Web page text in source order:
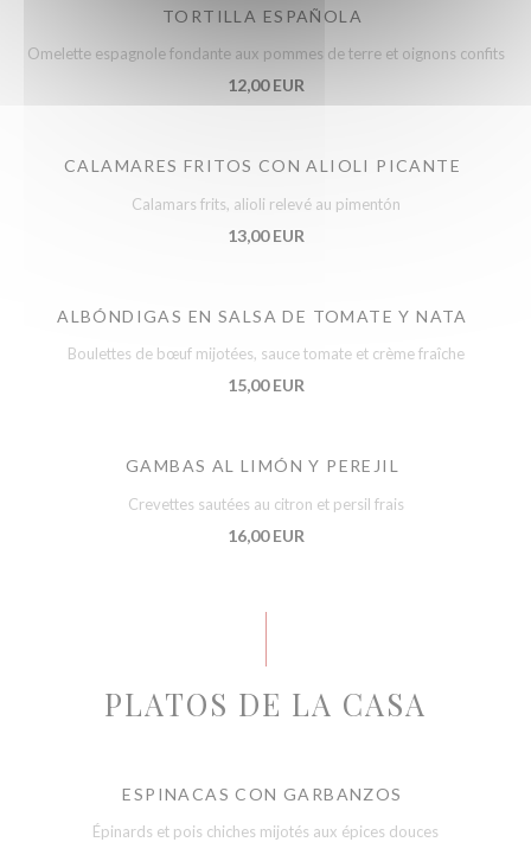
TORTILLA ESPAÑOLA
Omelette espagnole fondante aux pommes de terre et oignons confits
12,00 EUR
CALAMARES FRITOS CON ALIOLI PICANTE
Calamars frits, alioli relevé au pimentón
13,00 EUR
ALBÓNDIGAS EN SALSA DE TOMATE Y NATA
Boulettes de bœuf mijotées, sauce tomate et crème fraîche
15,00 EUR
GAMBAS AL LIMÓN Y PEREJIL
Crevettes sautées au citron et persil frais
16,00 EUR
PLATOS DE LA CASA
ESPINACAS CON GARBANZOS
Épinards et pois chiches mijotés aux épices douces